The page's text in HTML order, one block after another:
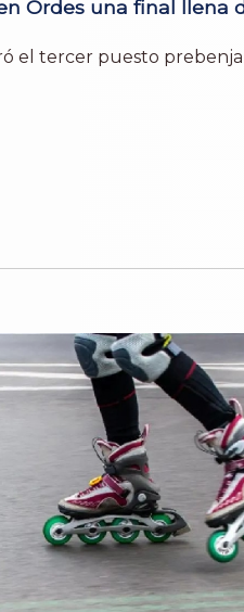
Ordes una final llena
el tercer puesto